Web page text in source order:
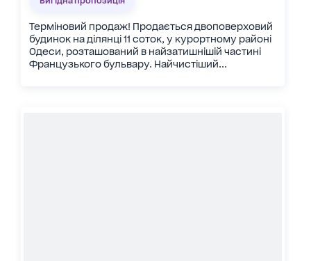
Терміновий продаж! Продається двоповерховий
будинок на ділянці 11 соток, у курортному районі
Одеси, розташований в найзатишнішій частині
Французького бульвару. Найчистіший...